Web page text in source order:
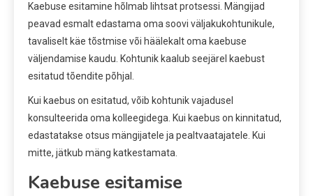
Kaebuse esitamine hõlmab lihtsat protsessi. Mängijad
peavad esmalt edastama oma soovi väljakukohtunikule,
tavaliselt käe tõstmise või häälekalt oma kaebuse
väljendamise kaudu. Kohtunik kaalub seejärel kaebust
esitatud tõendite põhjal.
Kui kaebus on esitatud, võib kohtunik vajadusel
konsulteerida oma kolleegidega. Kui kaebus on kinnitatud,
edastatakse otsus mängijatele ja pealtvaatajatele. Kui
mitte, jätkub mäng katkestamata.
Kaebuse esitamise